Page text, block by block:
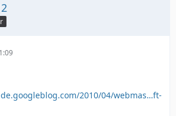
2010/04/webmas…ft-